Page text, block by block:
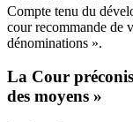
Compte tenu du
cour recommande de
dénominations ».
La Cour
des moyens »